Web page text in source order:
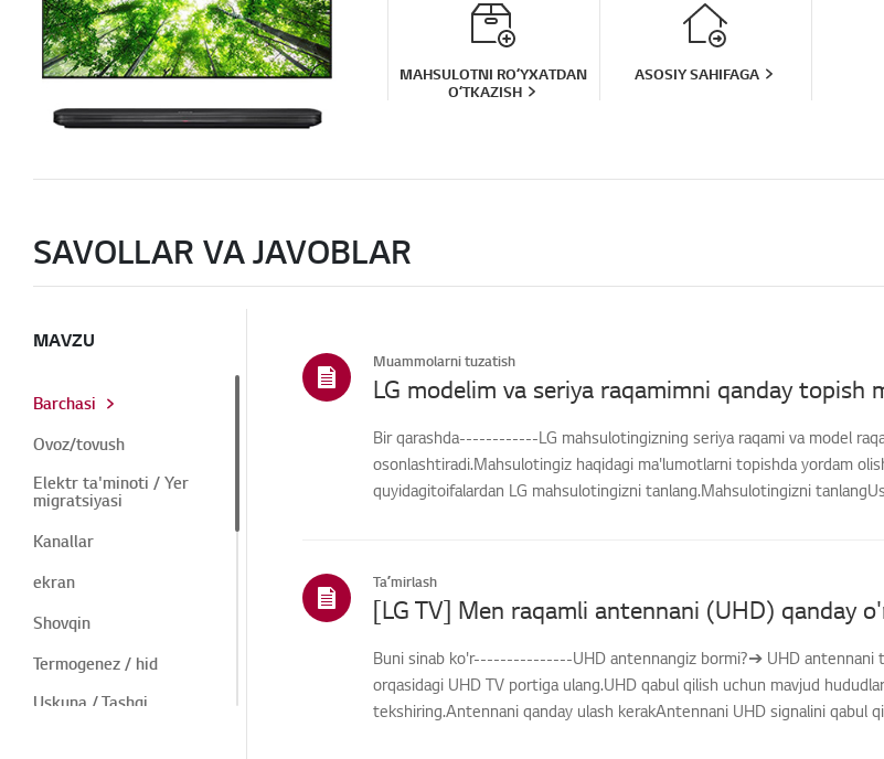
MAHSULOTNI ROʻYXATDAN
OʻTKAZISH
ASOSIY SAHIFAGA
SAVOLLAR VA JAVOBLAR
MAVZU
Barchasi
Ovoz/tovush
Elektr ta'minoti / Yer
migratsiyasi
Kanallar
ekran
Shovqin
Termogenez / hid
Uskuna / Tashqi
Muammolarni tuzatish
LG modelim va seriya raqamimni qanday topish
Bir qarashda------------LG mahsulotingizning seriya raqami va model
osonlashtiradi.Mahsulotingiz haqidagi ma'lumotlarni topishda yordam
quyidagitoifalardan LG mahsulotingizni tanlang.Mahsulotingizni
Taʼmirlash
Buni sinab ko'r---------------UHD antennangiz bormi?➔ UHD antennani
orqasidagi UHD TV portiga ulang.UHD qabul qilish uchun mavjud
tekshiring.Antennani qanday ulash kerakAntennani UHD signalini qabul